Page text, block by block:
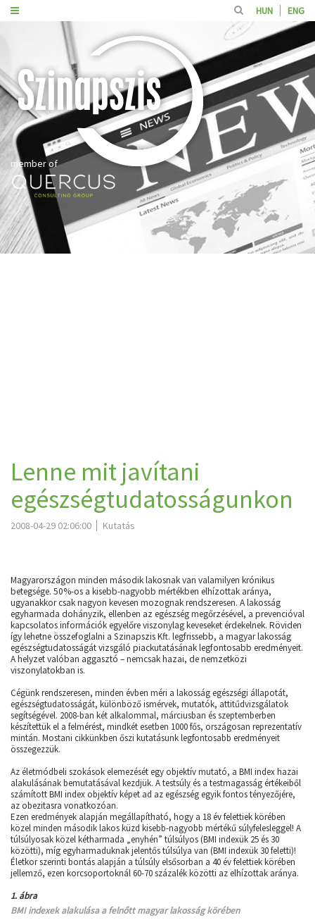
HUN ENG
member of
Lenne mit javítani
egészségtudatosságunkon
2008-04-29 02:06:00 Kutatás
Magyarországon minden második lakosnak van valamilyen krónikus
betegsége. 50%-os a kisebb-nagyobb mértékben elhízottak aránya,
ugyanakkor csak nagyon kevesen mozognak rendszeresen. A lakosság
egyharmada dohányzik, ellenben az egészség megőrzésével, a prevencióval
kapcsolatos információk egyelőre viszonylag keveseket érdekelnek. Röviden
így lehetne összefoglalni a Szinapszis Kft. legfrissebb, a magyar lakosság
egészségtudatosságát vizsgáló piackutatásának legfontosabb eredményeit.
A helyzet valóban aggasztó – nemcsak hazai, de nemzetközi
viszonylatokban is.
Cégünk rendszeresen, minden évben méri a lakosság egészségi állapotát,
egészségtudatosságát, különböző ismérvek, mutatók, attitűdvizsgálatok
segítségével. 2008-ban két alkalommal, márciusban és szeptemberben
készítettük el a felmérést, mindkét esetben 1000 fős, országosan reprezentatív
mintán. Mostani cikkünkben őszi kutatásunk legfontosabb eredményeit
összegezzük.
Az életmódbeli szokások elemezését egy objektív mutató, a BMI index hazai
alakulásának bemutatásával kezdjük. A testsúly és a testmagasság értékeiből
számított BMI index objektív képet ad az egészség egyik fontos tényezőjére,
az obezitasra vonatkozóan.
Ezen eredmények alapján megállapítható, hogy a 18 év felettiek körében
közel minden második lakos küzd kisebb-nagyobb mértékű súlyfelesleggel! A
túlsúlyosak közel kétharmada „enyhén” túlsúlyos (BMI indexük 25 és 30
közötti), míg egyharmaduknak jelentős túlsúlya van (BMI indexük 30 feletti)!
Életkor szerinti bontás alapján a túlsúly elsősorban a 40 év felettiek körében
jellemző, ezen korcsoportoknál 60-70 százalék közötti az elhízottak aránya.
1. ábra
BMI indexek alakulása a felnőtt magyar lakosság körében